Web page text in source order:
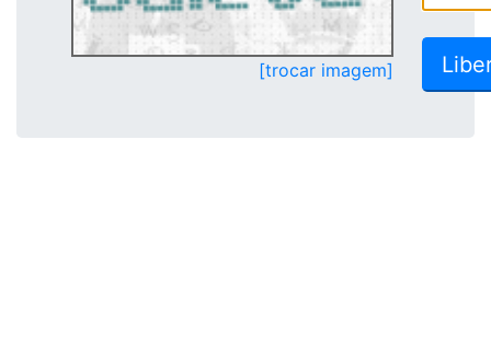
[trocar imagem]